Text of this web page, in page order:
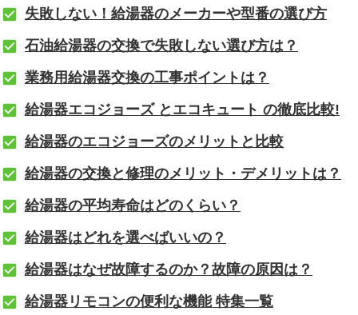
失敗しない！給湯器のメーカーや型番の選び方
石油給湯器の交換で失敗しない選び方は？
業務用給湯器交換の工事ポイントは？
給湯器エコジョーズ とエコキュート の徹底比較!
給湯器のエコジョーズのメリットと比較
給湯器の交換と修理のメリット・デメリットは？
給湯器の平均寿命はどのくらい？
給湯器はどれを選べばいいの？
給湯器はなぜ故障するのか？故障の原因は？
給湯器リモコンの便利な機能 特集一覧